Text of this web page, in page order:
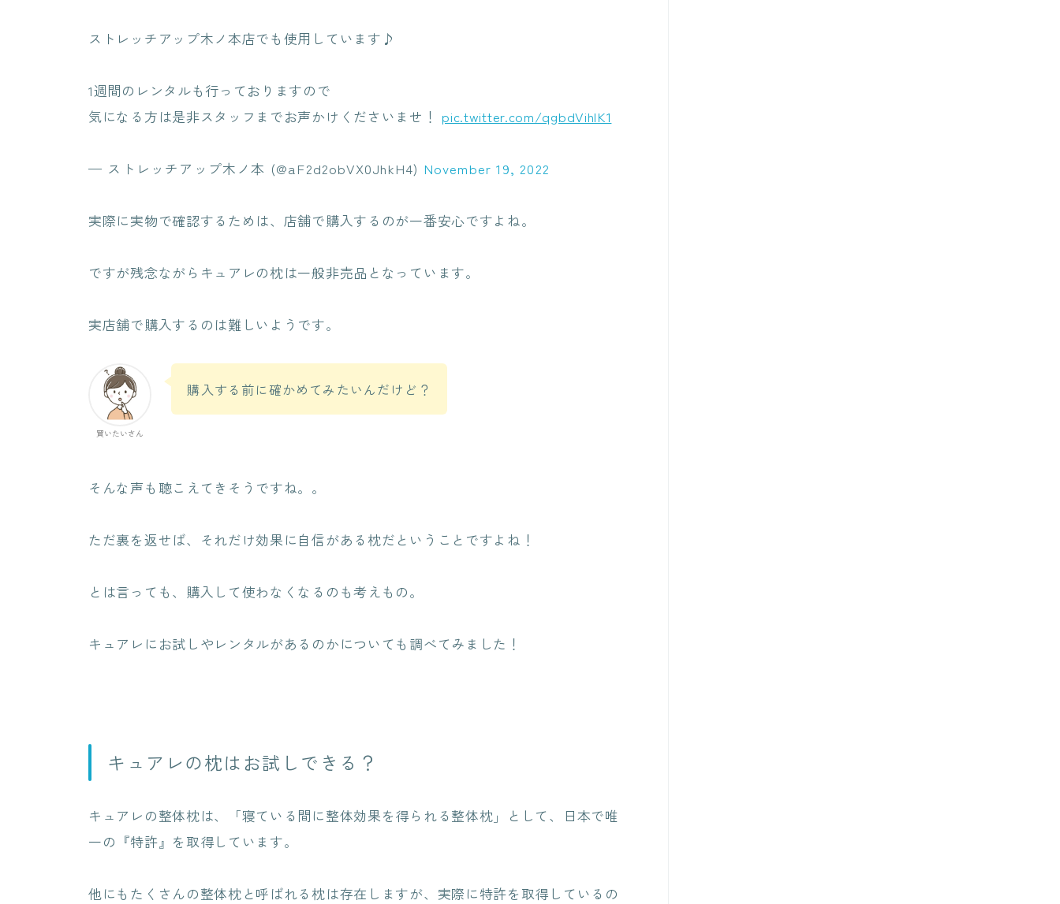
ストレッチアップ木ノ本店でも使用しています♪
1週間のレンタルも行っておりますので
気になる方は是非スタッフまでお声かけくださいませ！pic.twitter.com/qgbdVihlK1
— ストレッチアップ木ノ本 (@aF2d2obVX0JhkH4) November 19, 2022
実際に実物で確認するためは、店舗で購入するのが一番安心ですよね。
ですが残念ながらキュアレの枕は一般非売品となっています。
実店舗で購入するのは難しいようです。
買いたいさん
購入する前に確かめてみたいんだけど？
そんな声も聴こえてきそうですね。。
ただ裏を返せば、それだけ効果に自信がある枕だということですよね！
とは言っても、購入して使わなくなるのも考えもの。
キュアレにお試しやレンタルがあるのかについても調べてみました！
キュアレの枕はお試しできる？
キュアレの整体枕は、「寝ている間に整体効果を得られる整体枕」として、日本で唯
一の『特許』を取得しています。
他にもたくさんの整体枕と呼ばれる枕は存在しますが、実際に特許を取得しているの